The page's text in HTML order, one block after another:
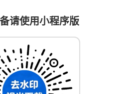
请使用小程序版